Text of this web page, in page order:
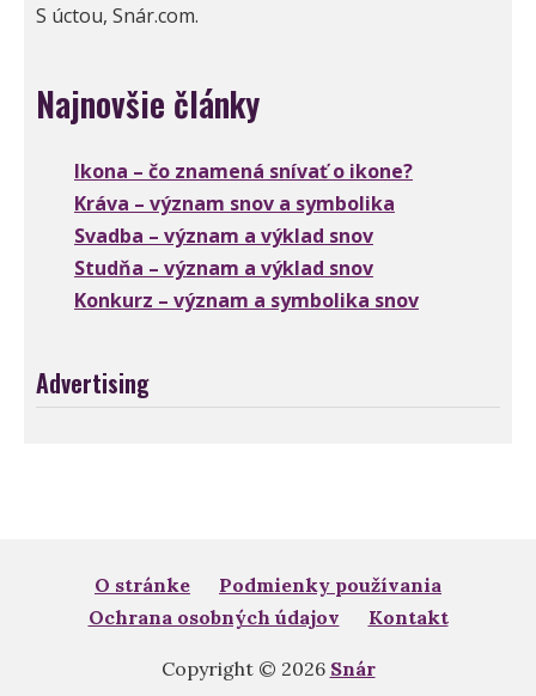
S úctou, Snár.com.
Najnovšie články
Ikona – čo znamená snívať o ikone?
Kráva – význam snov a symbolika
Svadba – význam a výklad snov
Studňa – význam a výklad snov
Konkurz – význam a symbolika snov
Advertising
O stránke
Podmienky používania
Ochrana osobných údajov
Kontakt
Copyright © 2026 Snár